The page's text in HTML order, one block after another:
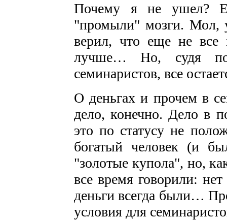
Почему я не ушел?
"промыли" мозги. Мол,
верил, что еще не все
лучше… Но, судя по
семинаристов, все
О деньгах и прочем в
дело, конечно. Дело в
это по статусу не
богатый человек (и
"золотые купола", но,
все время говорили:
деньги всегда были…
условия для